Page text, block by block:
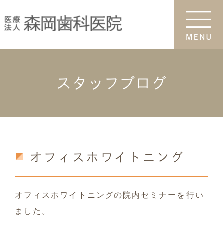
スタッフブログ
オフィスホワイトニング
オフィスホワイトニングの院内セミナーを行い
ました。